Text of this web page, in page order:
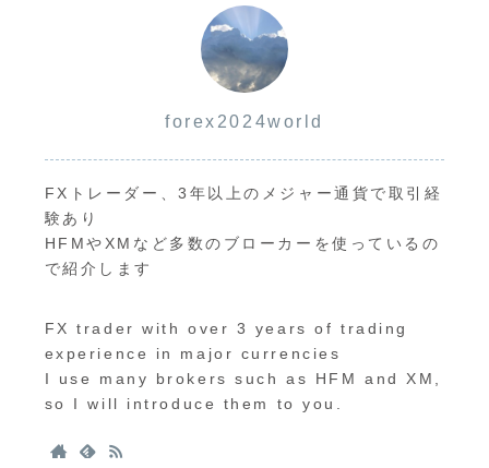
forex2024world
FXトレーダー、3年以上のメジャー通貨で取引経
験あり
HFMやXMなど多数のブローカーを使っているの
で紹介します
FX trader with over 3 years of trading
experience in major currencies
I use many brokers such as HFM and XM,
so I will introduce them to you.